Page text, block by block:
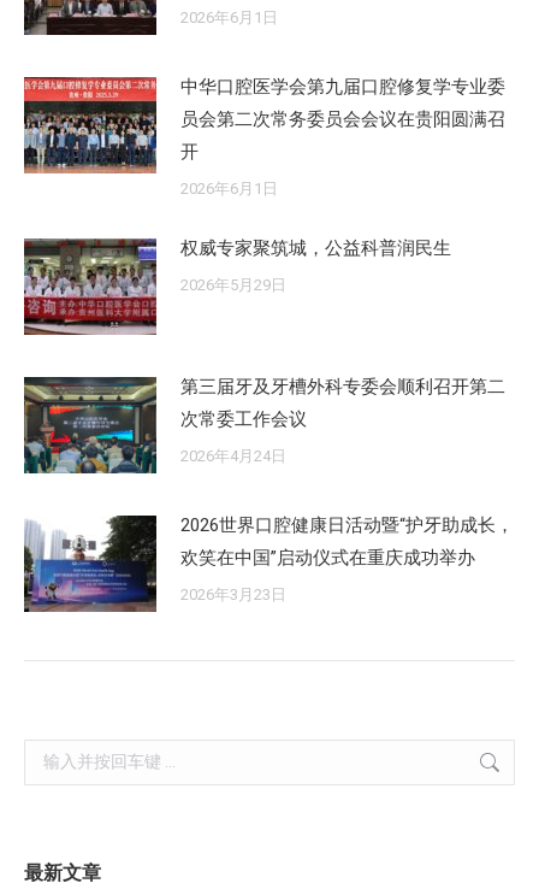
2026年6月1日
中华口腔医学会第九届口腔修复学专业委
员会第二次常务委员会会议在贵阳圆满召
开
2026年6月1日
权威专家聚筑城，公益科普润民生
2026年5月29日
第三届牙及牙槽外科专委会顺利召开第二
次常委工作会议
2026年4月24日
2026世界口腔健康日活动暨“护牙助成长，
欢笑在中国”启动仪式在重庆成功举办
2026年3月23日
Search:
最新文章